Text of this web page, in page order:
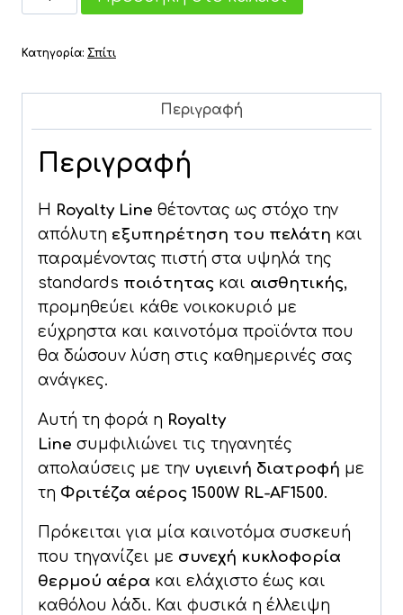
Αέρος
5lt
ποσότητα
Κατηγορία: Σπίτι
Περιγραφή
Περιγραφή
Η Royalty Line θέτοντας ως στόχο την
απόλυτη εξυπηρέτηση του πελάτη και
παραμένοντας πιστή στα υψηλά της
standards ποιότητας και αισθητικής,
προμηθεύει κάθε νοικοκυριό με
εύχρηστα και καινοτόμα προϊόντα που
θα δώσουν λύση στις καθημερινές σας
ανάγκες.
Αυτή τη φορά η Royalty
Line συμφιλιώνει τις τηγανητές
απολαύσεις με την υγιεινή διατροφή με
τη Φριτέζα αέρος 1500W RL-AF1500.
Πρόκειται για μία καινοτόμα συσκευή
που τηγανίζει με συνεχή κυκλοφορία
θερμού αέρα και ελάχιστο έως και
καθόλου λάδι. Και φυσικά η έλλειψη